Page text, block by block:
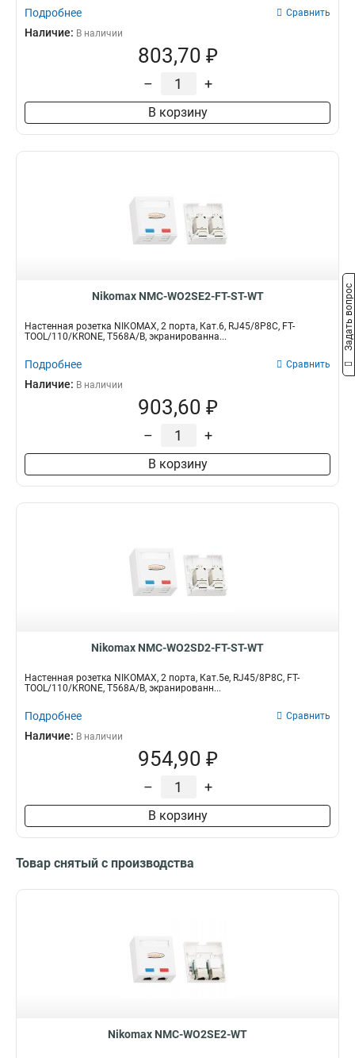
Подробнее Сравнить
Наличие: В наличии
803,70 ₽
– +
В корзину
Nikomax NMC-WO2SE2-FT-ST-WT
Настенная розетка NIKOMAX, 2 порта, Кат.6, RJ45/8P8C, FT-
TOOL/110/KRONE, T568A/B, экранированна...
Подробнее Сравнить
Наличие: В наличии
903,60 ₽
– +
В корзину
Nikomax NMC-WO2SD2-FT-ST-WT
Настенная розетка NIKOMAX, 2 порта, Кат.5e, RJ45/8P8C, FT-
TOOL/110/KRONE, T568A/B, экранированн...
Подробнее Сравнить
Наличие: В наличии
954,90 ₽
– +
В корзину
Товар снятый с производства
Nikomax NMC-WO2SE2-WT
Задать вопрос